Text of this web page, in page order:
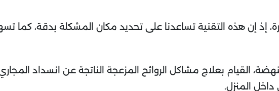
إذ إن هذه التقنية تساعدنا على تحديد مكان المشكلة بدقة، كما
القيام بعلاج مشاكل الروائح المزعجة الناتجة عن انسداد
المنزل.